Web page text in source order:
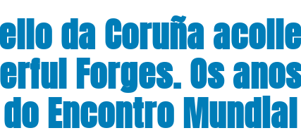
da Coruña
Forges. Os
Encontro